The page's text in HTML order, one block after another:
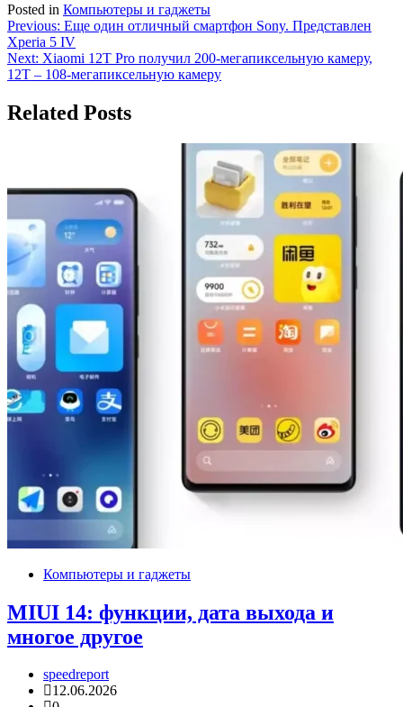
Posted in Компьютеры и гаджеты
Навигация
по
записям
Previous: Еще один отличный смартфон Sony. Представлен
Xperia 5 IV
Next: Xiaomi 12T Pro получил 200-мегапиксельную камеру,
12T – 108-мегапиксельную камеру
Related Posts
Компьютеры и гаджеты
MIUI 14: функции, дата выхода и
многое другое
speedreport
12.06.2026